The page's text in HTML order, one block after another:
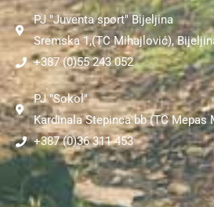
PJ "Juventa sport" Bijeljina
Sremska 1,(TC Mihajlović),
+387 (0)55 243 052
PJ "Sokol"
Kardinala Stepinca bb (TC Mepas
+387 (0)36 311 453